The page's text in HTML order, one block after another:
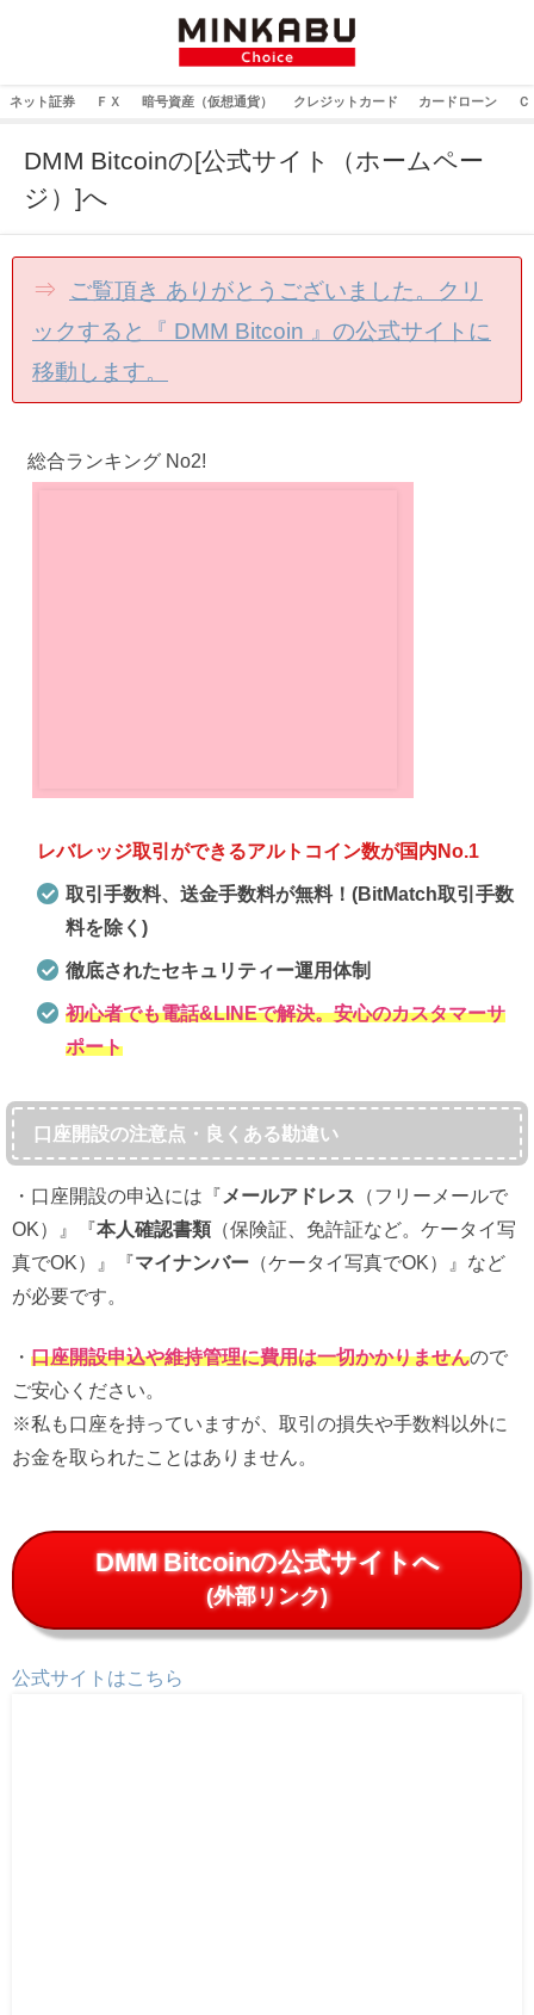
ネット証券 ＦＸ 暗号資産（仮想通貨） クレジットカード カードローン Ｃ
DMM Bitcoinの[公式サイト（ホームペー
ジ）]へ
⇒
ご覧頂き ありがとうございました。クリ
ックすると『 DMM Bitcoin 』の公式サイトに
移動します。
総合ランキング No2!
レバレッジ取引ができるアルトコイン数が国内No.1
取引手数料、送金手数料が無料！(BitMatch取引手数
料を除く)
徹底されたセキュリティー運用体制
初心者でも電話&LINEで解決。安心のカスタマーサ
ポート
口座開設の注意点・良くある勘違い
・口座開設の申込には『 メールアドレス
（フリーメールで
OK）』『本人確認書類 （保険証、免許証など。ケータイ写
真でOK）』『マイナンバー （ケータイ写真でOK）』など
が必要です。
・ 口座開設申込や維持管理に費用は一切かかりませんので
ご安心ください。
※私も口座を持っていますが、取引の損失や手数料以外に
お金を取られたことはありません。
DMM Bitcoinの公式サイトへ
(外部リンク)
公式サイトはこちら